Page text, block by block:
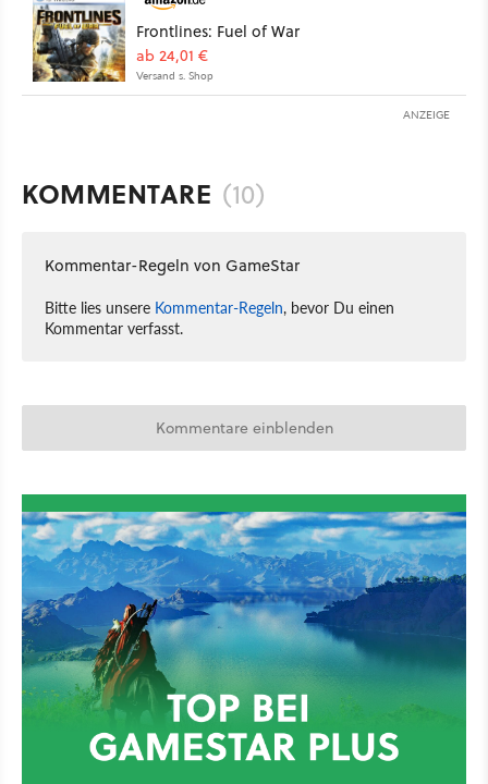
Frontlines: Fuel of War
ab 24,01 €
Versand s. Shop
ANZEIGE
KOMMENTARE (10)
Kommentar-Regeln von GameStar
Bitte lies unsere Kommentar-Regeln, bevor Du einen
Kommentar verfasst.
Kommentare einblenden